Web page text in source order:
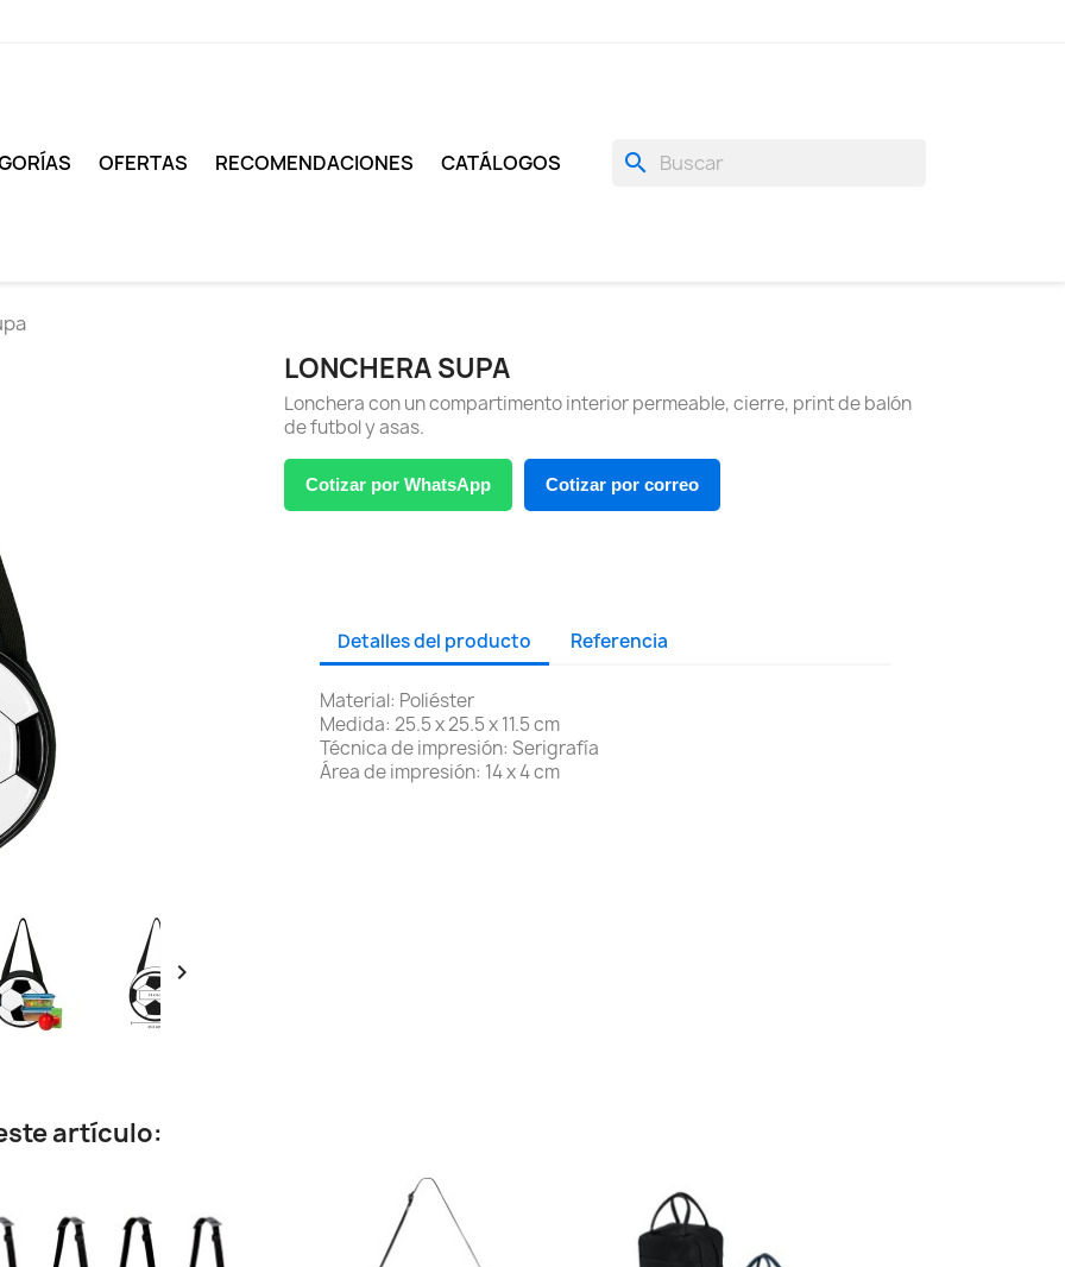
OFERTAS RECOMENDACIONES CATÁLOGOS search

LONCHERA SUPA
Lonchera con un compartimento interior permeable, cierre, print de balón
de futbol y asas.
Cotizar por WhatsApp Cotizar por correo
Detalles del producto Referencia
Material: Poliéster
Medida: 25.5 x 25.5 x 11.5 cm
Técnica de impresión: Serigrafía
Área de impresión: 14 x 4 cm
artículo: